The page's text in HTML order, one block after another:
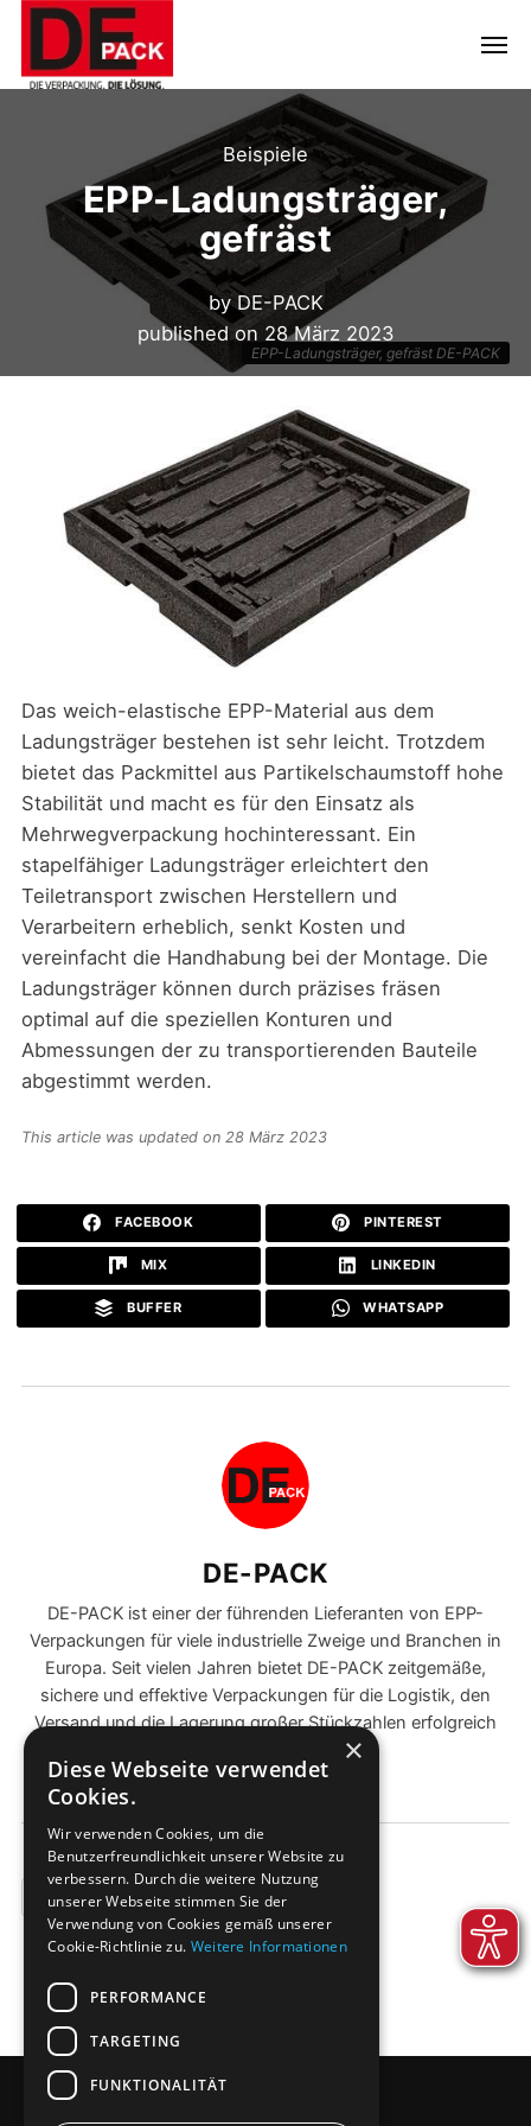
Beispiele
EPP-Ladungsträger,
gefräst
byDE-PACK
published on 28 März 2023
EPP-Ladungsträger, gefräst DE-PACK
Das weich-elastische EPP-Material aus dem
Ladungsträger bestehen ist sehr leicht. Trotzdem
bietet das Packmittel aus Partikelschaumstoff hohe
Stabilität und macht es für den Einsatz als
Mehrwegverpackung hochinteressant. Ein
stapelfähiger Ladungsträger erleichtert den
Teiletransport zwischen Herstellern und
Verarbeitern erheblich, senkt Kosten und
vereinfacht die Handhabung bei der Montage. Die
Ladungsträger können durch präzises fräsen
optimal auf die speziellen Konturen und
Abmessungen der zu transportierenden Bauteile
abgestimmt werden.
This article was updated on 28 März 2023
FACEBOOK PINTEREST
MIX LINKEDIN
BUFFER WHATSAPP
DE-PACK
DE-PACK ist einer der führenden Lieferanten von EPP-
Verpackungen für viele industrielle Zweige und Branchen in
Europa. Seit vielen Jahren bietet DE-PACK zeitgemäße,
sichere und effektive Verpackungen für die Logistik, den
Versand und die Lagerung großer Stückzahlen erfolgreich
BEISPIELE
×
Diese Webseite verwendet
Cookies.
Wir verwenden Cookies, um die
Benutzerfreundlichkeit unserer Website zu
verbessern. Durch die weitere Nutzung
unserer Webseite stimmen Sie der
Verwendung von Cookies gemäß unserer
Cookie-Richtlinie zu. Weitere Informationen
PERFORMANCE
TARGETING
FUNKTIONALITÄT